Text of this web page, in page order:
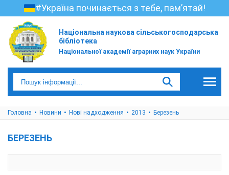
#Україна починається з тебе, пам’ятай!
Національна наукова сільськогосподарська
бібліотека
Національної академії аграрних наук України
Головна Новини Нові надходження 2013 Березень
БЕРЕЗЕНЬ